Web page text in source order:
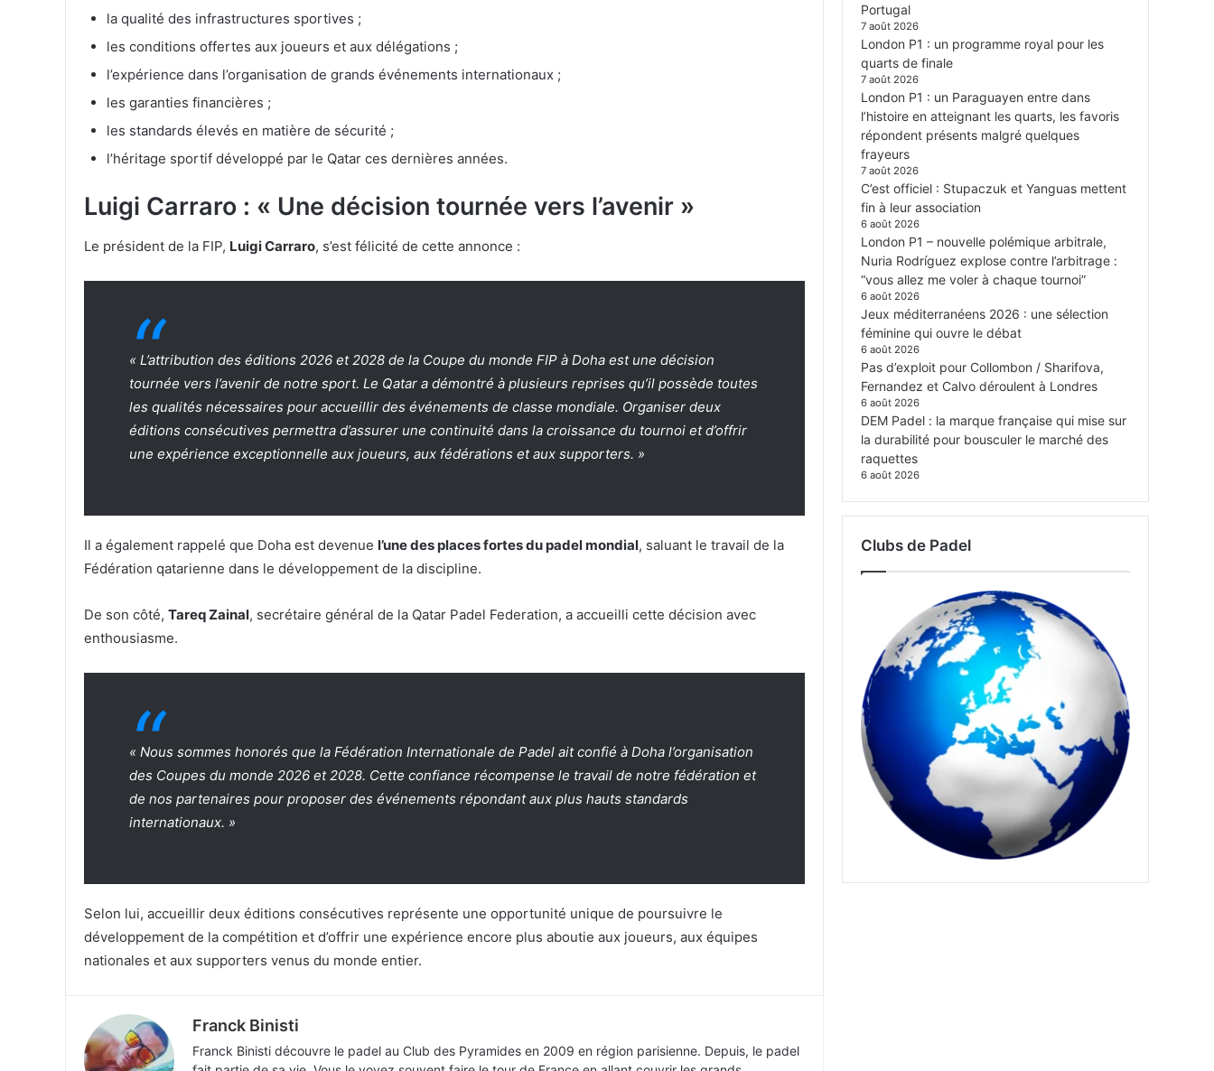
la qualité des infrastructures sportives ;
les conditions offertes aux joueurs et aux délégations ;
l’expérience dans l’organisation de grands événements internationaux ;
les garanties financières ;
les standards élevés en matière de sécurité ;
l’héritage sportif développé par le Qatar ces dernières années.
Luigi Carraro : « Une décision tournée vers l’avenir »
Le président de la FIP, Luigi Carraro, s’est félicité de cette annonce :
« L’attribution des éditions 2026 et 2028 de la Coupe du monde FIP à Doha est une décision
tournée vers l’avenir de notre sport. Le Qatar a démontré à plusieurs reprises qu’il possède toutes
les qualités nécessaires pour accueillir des événements de classe mondiale. Organiser deux
éditions consécutives permettra d’assurer une continuité dans la croissance du tournoi et d’offrir
une expérience exceptionnelle aux joueurs, aux fédérations et aux supporters. »
Il a également rappelé que Doha est devenue l’une des places fortes du padel mondial, saluant le travail de la
Fédération qatarienne dans le développement de la discipline.
De son côté, Tareq Zainal, secrétaire général de la Qatar Padel Federation, a accueilli cette décision avec
enthousiasme.
« Nous sommes honorés que la Fédération Internationale de Padel ait confié à Doha l’organisation
des Coupes du monde 2026 et 2028. Cette confiance récompense le travail de notre fédération et
de nos partenaires pour proposer des événements répondant aux plus hauts standards
internationaux. »
Selon lui, accueillir deux éditions consécutives représente une opportunité unique de poursuivre le
développement de la compétition et d’offrir une expérience encore plus aboutie aux joueurs, aux équipes
nationales et aux supporters venus du monde entier.
Franck Binisti
Franck Binisti découvre le padel au Club des Pyramides en 2009 en région parisienne. Depuis, le padel
Portugal
7 août 2026
London P1 : un programme royal pour les
quarts de finale
7 août 2026
London P1 : un Paraguayen entre dans
l’histoire en atteignant les quarts, les favoris
répondent présents malgré quelques
frayeurs
7 août 2026
C’est officiel : Stupaczuk et Yanguas mettent
fin à leur association
6 août 2026
London P1 – nouvelle polémique arbitrale,
Nuria Rodríguez explose contre l’arbitrage :
“vous allez me voler à chaque tournoi”
6 août 2026
Jeux méditerranéens 2026 : une sélection
féminine qui ouvre le débat
6 août 2026
Pas d’exploit pour Collombon / Sharifova,
Fernandez et Calvo déroulent à Londres
6 août 2026
DEM Padel : la marque française qui mise sur
la durabilité pour bousculer le marché des
raquettes
6 août 2026
Clubs de Padel